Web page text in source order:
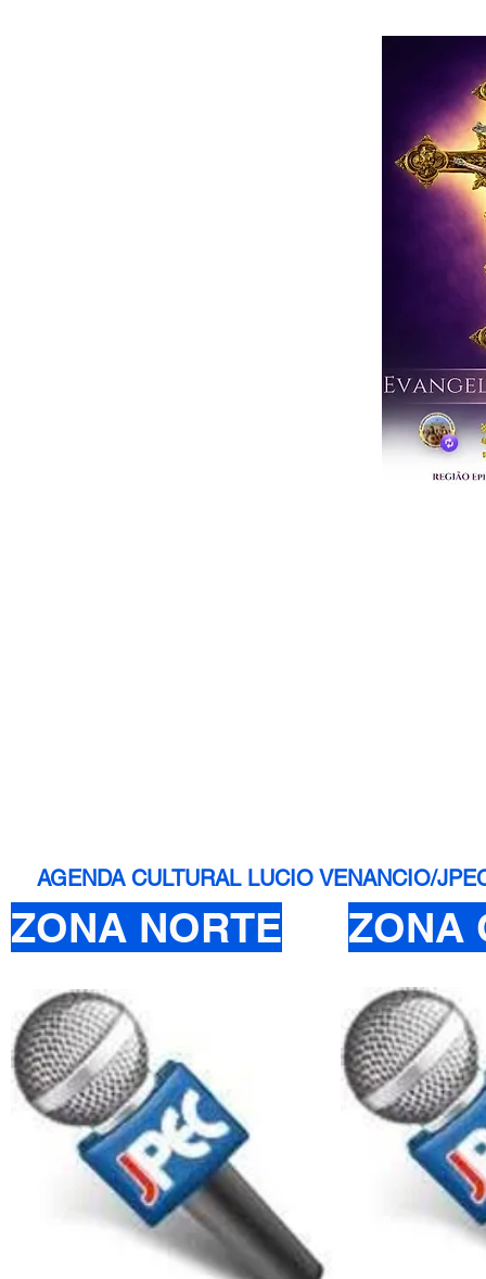
AGENDA CULTURAL LUCIO VENANCIO/
ZONA NORTE ZONA